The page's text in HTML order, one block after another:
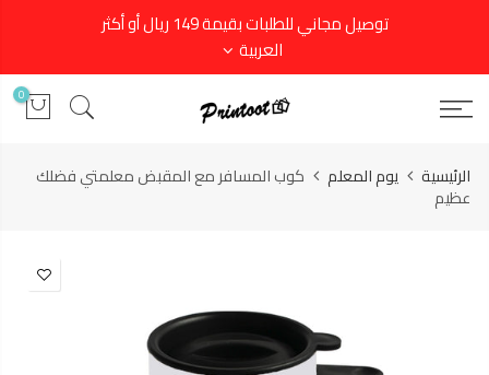
توصيل مجاني للطلبات بقيمة 149 ريال أو أكثر
العربية
0
الرئيسية يوم المعلم كوب المسافر مع المقبض معلمتي فضلك
عظيم